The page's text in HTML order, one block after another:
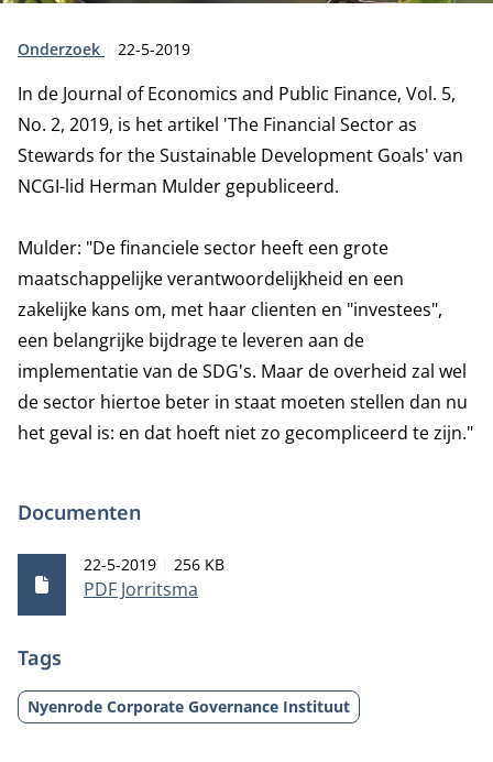
Type:
Onderzoek Publicatiedatum:
22-5-2019
In de Journal of Economics and Public Finance, Vol. 5,
No. 2, 2019, is het artikel 'The Financial Sector as
Stewards for the Sustainable Development Goals' van
NCGI-lid Herman Mulder gepubliceerd.
Mulder: "De financiele sector heeft een grote
maatschappelijke verantwoordelijkheid en een
zakelijke kans om, met haar clienten en "investees",
een belangrijke bijdrage te leveren aan de
implementatie van de SDG's. Maar de overheid zal wel
de sector hiertoe beter in staat moeten stellen dan nu
het geval is: en dat hoeft niet zo gecompliceerd te zijn."
Documenten
PDF Jorritsma
Publicatiedatum
22-5-2019 Bestandsgrootte
256 KB
Tags
Nyenrode Corporate Governance Instituut